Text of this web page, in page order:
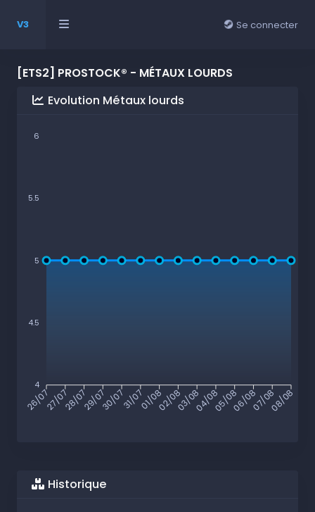
V3 Se connecter
[ETS2] PROSTOCK® - MÉTAUX LOURDS
Evolution Métaux lourds
6
5.5
5
4.5
4
26/0727/0728/0729/0730/0731/0701/0802/0803/0804/0805/0806/0807/0808/08
Historique